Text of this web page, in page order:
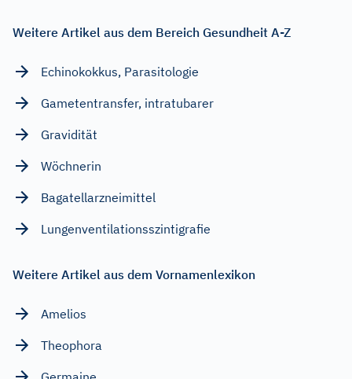
Weitere Artikel aus dem Bereich Gesundheit A-Z
Echinokokkus, Parasitologie
Gametentransfer, intratubarer
Gravidität
Wöchnerin
Bagatellarzneimittel
Lungenventilationsszintigrafie
Weitere Artikel aus dem Vornamenlexikon
Amelios
Theophora